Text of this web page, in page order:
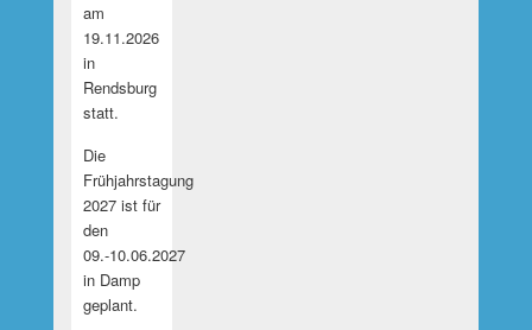
am
19.11.2026
in
Rendsburg
statt.
Die
Frühjahrstagung
2027 ist für
den
09.-10.06.2027
in Damp
geplant.